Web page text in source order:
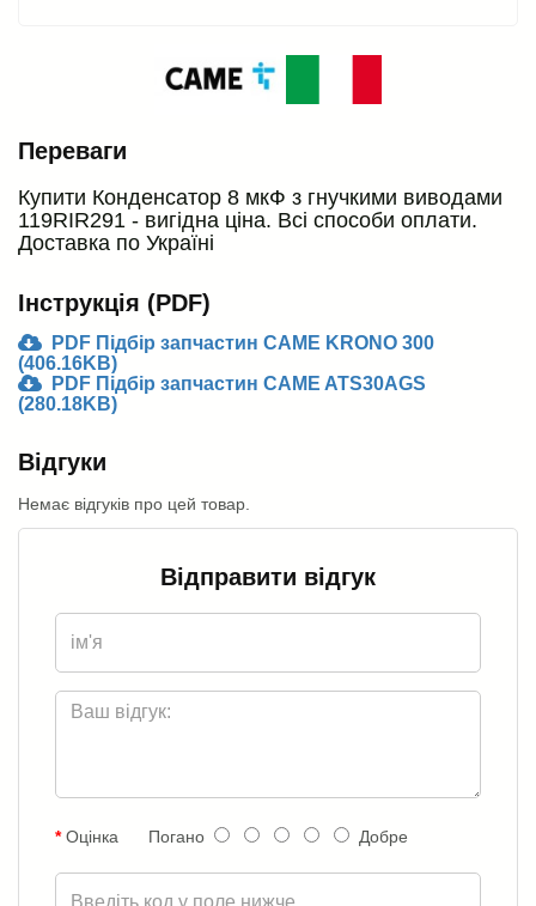
Переваги
Купити Конденсатор 8 мкФ з гнучкими виводами
119RIR291 - вигідна ціна. Всі способи оплати.
Доставка по Україні
Інструкція (PDF)
PDF Підбір запчастин CAME KRONO 300
(406.16KB)
PDF Підбір запчастин CAME ATS30AGS
(280.18KB)
Відгуки
Немає відгуків про цей товар.
Відправити відгук
Оцінка Погано Добре